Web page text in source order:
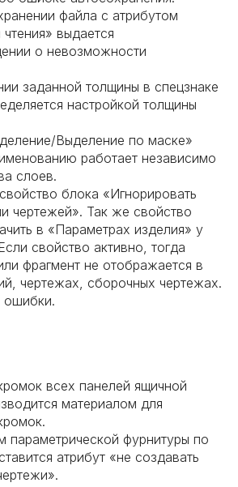
файла с атрибутом
выдается
о невозможности
заданной толщины в спецзнаке
настройкой толщины
Выделение по маске»
работает независимо
слоев.
блока «Игнорировать
чертежей». Так же свойство
в «Параметрах изделия» у
свойство активно, тогда
фрагмент не отображается в
чертежах, сборочных чертежах.
ошибки.
всех панелей ящичной
материалом для
параметрической фурнитуры по
атрибут «не создавать